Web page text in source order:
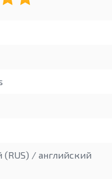
(RUS) / английский